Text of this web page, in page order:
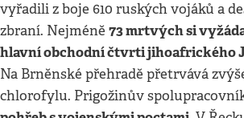
vyřadili z boje 610 ruských vojáků a
zbraní. Nejméně 73 mrtvých si
hlavní obchodní čtvrti jihoafrického
Na Brněnské přehradě přetrvává
chlorofylu. Prigožinův